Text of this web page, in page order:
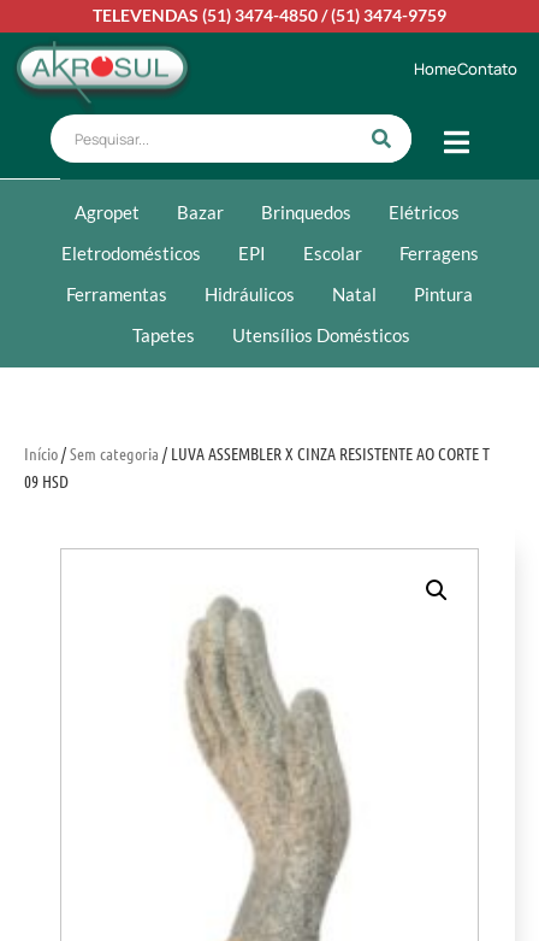
TELEVENDAS (51) 3474-4850/(51) 3474-9759
HomeContato
Agropet Bazar Brinquedos
Elétricos
Eletrodomésticos
EPI Escolar
Ferragens
Ferramentas
Hidráulicos Natal
Pintura
Tapetes
Utensílios Domésticos
Início/Sem categoria / LUVA ASSEMBLER X CINZA RESISTENTE AO CORTE T
09 HSD